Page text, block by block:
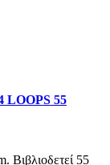
55
Βιβλιοδετεί 55